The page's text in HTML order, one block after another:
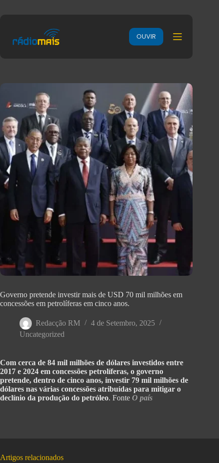
OUVIR
Governo pretende investir mais de USD 70 mil milhões em
concessões em petrolíferas em cinco anos.
Redacção RM
4 de Setembro, 2025
Uncategorized
Com cerca de 84 mil milhões de dólares investidos entre
2017 e 2024 em concessões petrolíferas, o governo
pretende, dentro de cinco anos, investir 79 mil milhões de
dólares nas várias concessões atribuídas para mitigar o
declínio da produção do petróleo. Fonte O país
Artigos relacionados